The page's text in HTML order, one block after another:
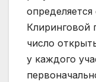
Клиринговой
число
у каждого